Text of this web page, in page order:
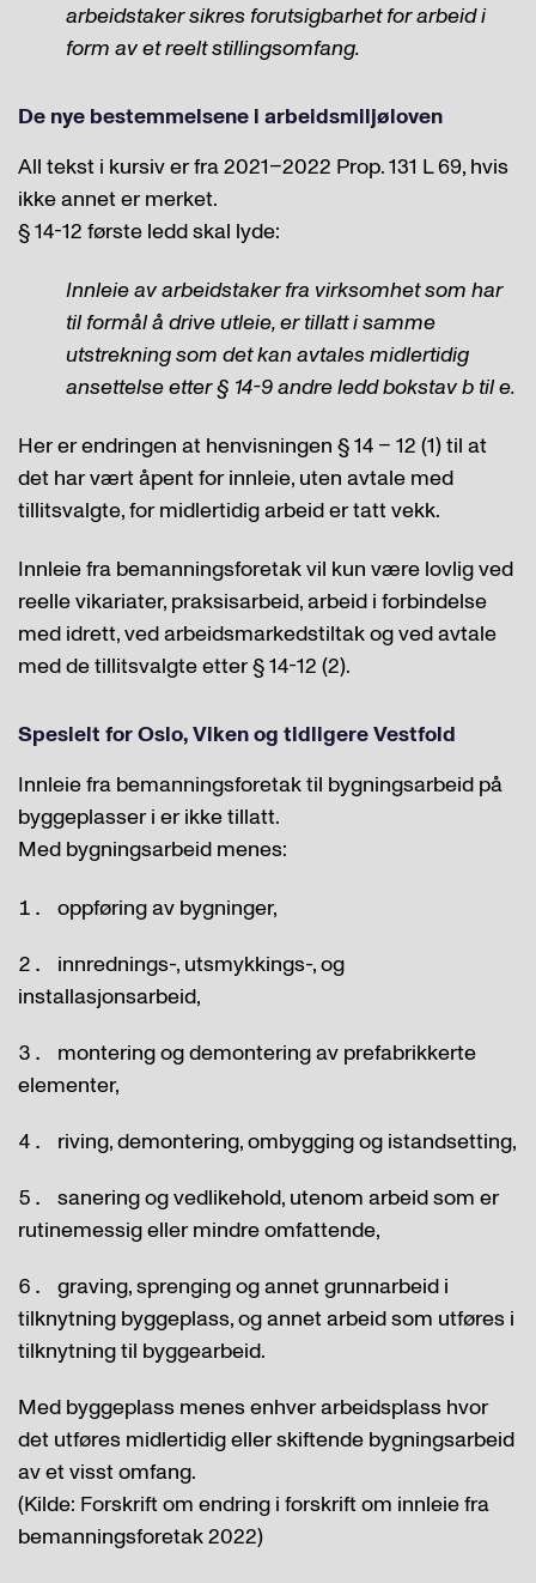
arbeidstaker sikres forutsigbarhet for arbeid i
form av et reelt stillingsomfang.
De nye bestemmelsene i arbeidsmiljøloven
All tekst i kursiv er fra 2021–2022 Prop. 131 L 69, hvis
ikke annet er merket.
§ 14-12 første ledd skal lyde:
Innleie av arbeidstaker fra virksomhet som har
til formål å drive utleie, er tillatt i samme
utstrekning som det kan avtales midlertidig
ansettelse etter § 14-9 andre ledd bokstav b til e.
Her er endringen at henvisningen § 14 – 12 (1) til at
det har vært åpent for innleie, uten avtale med
tillitsvalgte, for midlertidig arbeid er tatt vekk.
Innleie fra bemanningsforetak vil kun være lovlig ved
reelle vikariater, praksisarbeid, arbeid i forbindelse
med idrett, ved arbeidsmarkedstiltak og ved avtale
med de tillitsvalgte etter § 14-12 (2).
Spesielt for Oslo, Viken og tidligere Vestfold
Innleie fra bemanningsforetak til bygningsarbeid på
byggeplasser i er ikke tillatt.
Med bygningsarbeid menes:
oppføring av bygninger,
innrednings-, utsmykkings-, og
installasjonsarbeid,
montering og demontering av prefabrikkerte
elementer,
riving, demontering, ombygging og istandsetting,
sanering og vedlikehold, utenom arbeid som er
rutinemessig eller mindre omfattende,
graving, sprenging og annet grunnarbeid i
tilknytning byggeplass, og annet arbeid som utføres i
tilknytning til byggearbeid.
Med byggeplass menes enhver arbeidsplass hvor
det utføres midlertidig eller skiftende bygningsarbeid
av et visst omfang.
(Kilde: Forskrift om endring i forskrift om innleie fra
bemanningsforetak 2022)